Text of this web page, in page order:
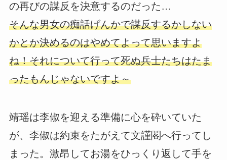
の再びの謀反を決意するのだった…
そんな男女の痴話げんかで謀反するかしない
かとか決めるのはやめてよって思いますよ
ね！それについて行って死ぬ兵士たちはたま
ったもんじゃないですよ～
靖瑶は李俶を迎える準備に心を砕いていた
が、李俶は約束をたがえて文謹閣へ行ってし
まった。激昂してお湯をひっくり返して手を